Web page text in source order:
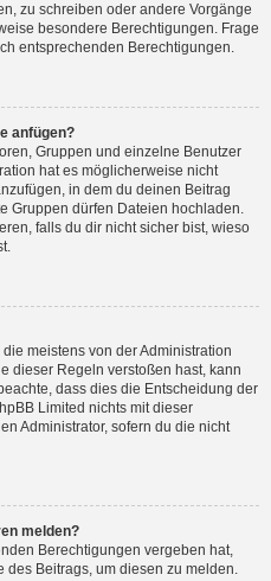
zu schreiben oder andere Vorgänge
besondere Berechtigungen. Frage
entsprechenden Berechtigungen.
anfügen?
Gruppen und einzelne Benutzer
hat es möglicherweise nicht
in dem du deinen Beitrag
Gruppen dürfen Dateien hochladen.
falls du dir nicht sicher bist, wieso
meistens von der Administration
dieser Regeln verstoßen hast, kann
dass dies die Entscheidung der
Limited nichts mit dieser
Administrator, sofern du die nicht
melden?
Berechtigungen vergeben hat,
Beitrags, um diesen zu melden.